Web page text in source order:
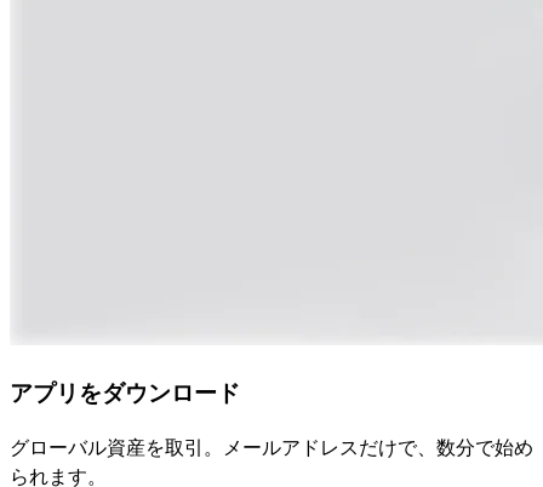
アプリをダウンロード
グローバル資産を取引。メールアドレスだけで、数分で始め
られます。